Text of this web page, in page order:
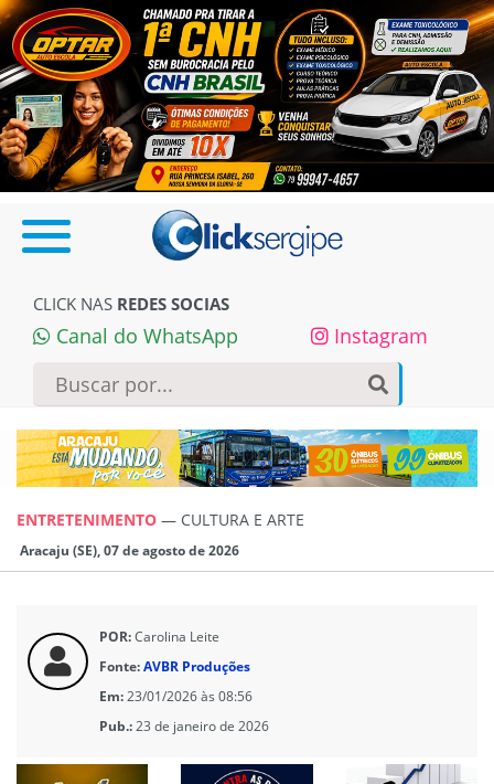
CLICK NAS REDES SOCIAS
Canal do WhatsApp Instagram
ENTRETENIMENTO — CULTURA E ARTE
Aracaju (SE), 07 de agosto de 2026
POR:Carolina Leite
Fonte:AVBR Produções
Em:23/01/2026 às 08:56
Pub.:23 de janeiro de 2026